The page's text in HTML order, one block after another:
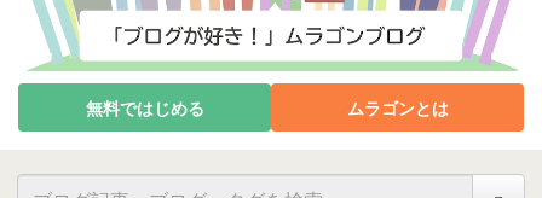
無料ではじめる ムラゴンとは